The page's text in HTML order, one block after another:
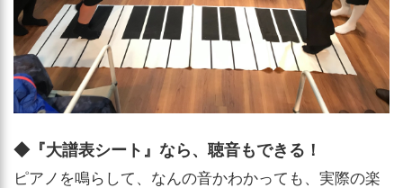
◆『大譜表シート』なら、聴音もできる！
ピアノを鳴らして、なんの音かわかっても、実際の楽